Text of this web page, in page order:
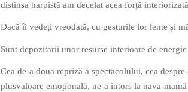
distinsa harpistă am decelat acea forță
Dacă îi vedeți vreodată, cu gesturile lor lente și
Sunt depozitarii unor resurse interioare de
Cea de-a doua repriză a spectacolului, cea
plusvaloare emoțională, ne-a întors la nava-